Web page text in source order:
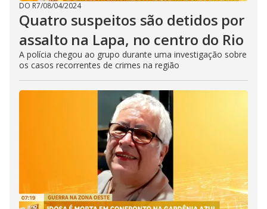
DO R7/08/04/2024
Quatro suspeitos são detidos por
assalto na Lapa, no centro do Rio
A polícia chegou ao grupo durante uma investigação sobre
os casos recorrentes de crimes na região